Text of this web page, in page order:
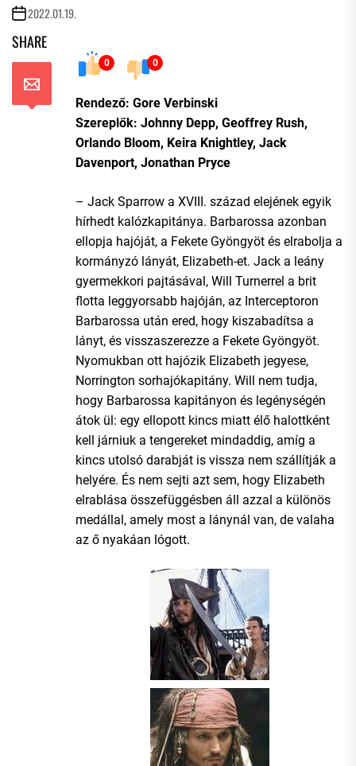
2022.01.19.
SHARE
0 0
Rendező: Gore Verbinski
Szereplők: Johnny Depp, Geoffrey Rush,
Orlando Bloom, Keira Knightley, Jack
Davenport, Jonathan Pryce
– Jack Sparrow a XVIII. század elejének egyik
hírhedt kalózkapitánya. Barbarossa azonban
ellopja hajóját, a Fekete Gyöngyöt és elrabolja a
kormányzó lányát, Elizabeth-et. Jack a leány
gyermekkori pajtásával, Will Turnerrel a brit
flotta leggyorsabb hajóján, az Interceptoron
Barbarossa után ered, hogy kiszabadítsa a
lányt, és visszaszerezze a Fekete Gyöngyöt.
Nyomukban ott hajózik Elizabeth jegyese,
Norrington sorhajókapitány. Will nem tudja,
hogy Barbarossa kapitányon és legénységén
átok ül: egy ellopott kincs miatt élő halottként
kell járniuk a tengereket mindaddig, amíg a
kincs utolsó darabját is vissza nem szállítják a
helyére. És nem sejti azt sem, hogy Elizabeth
elrablása összefüggésben áll azzal a különös
medállal, amely most a lánynál van, de valaha
az ő nyakáan lógott.